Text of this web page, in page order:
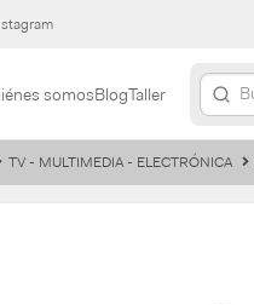
somosBlogTaller
TV - MULTIMEDIA - ELECTRÓNICA